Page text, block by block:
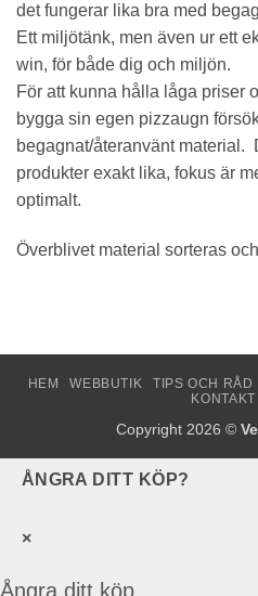
det fungerar lika bra med
Ett miljötänk, men även ur ett
win, för både dig och miljön.
För att kunna hålla låga priser
bygga sin egen pizzaugn
begagnat/återanvänt material.
produkter exakt lika, fokus är
optimalt.
Överblivet material sorteras
HEM WEBBUTIK TIPS OCH RÅD
Copyright 2026 ©
ÅNGRA DITT KÖP?
×
Ångra ditt köp